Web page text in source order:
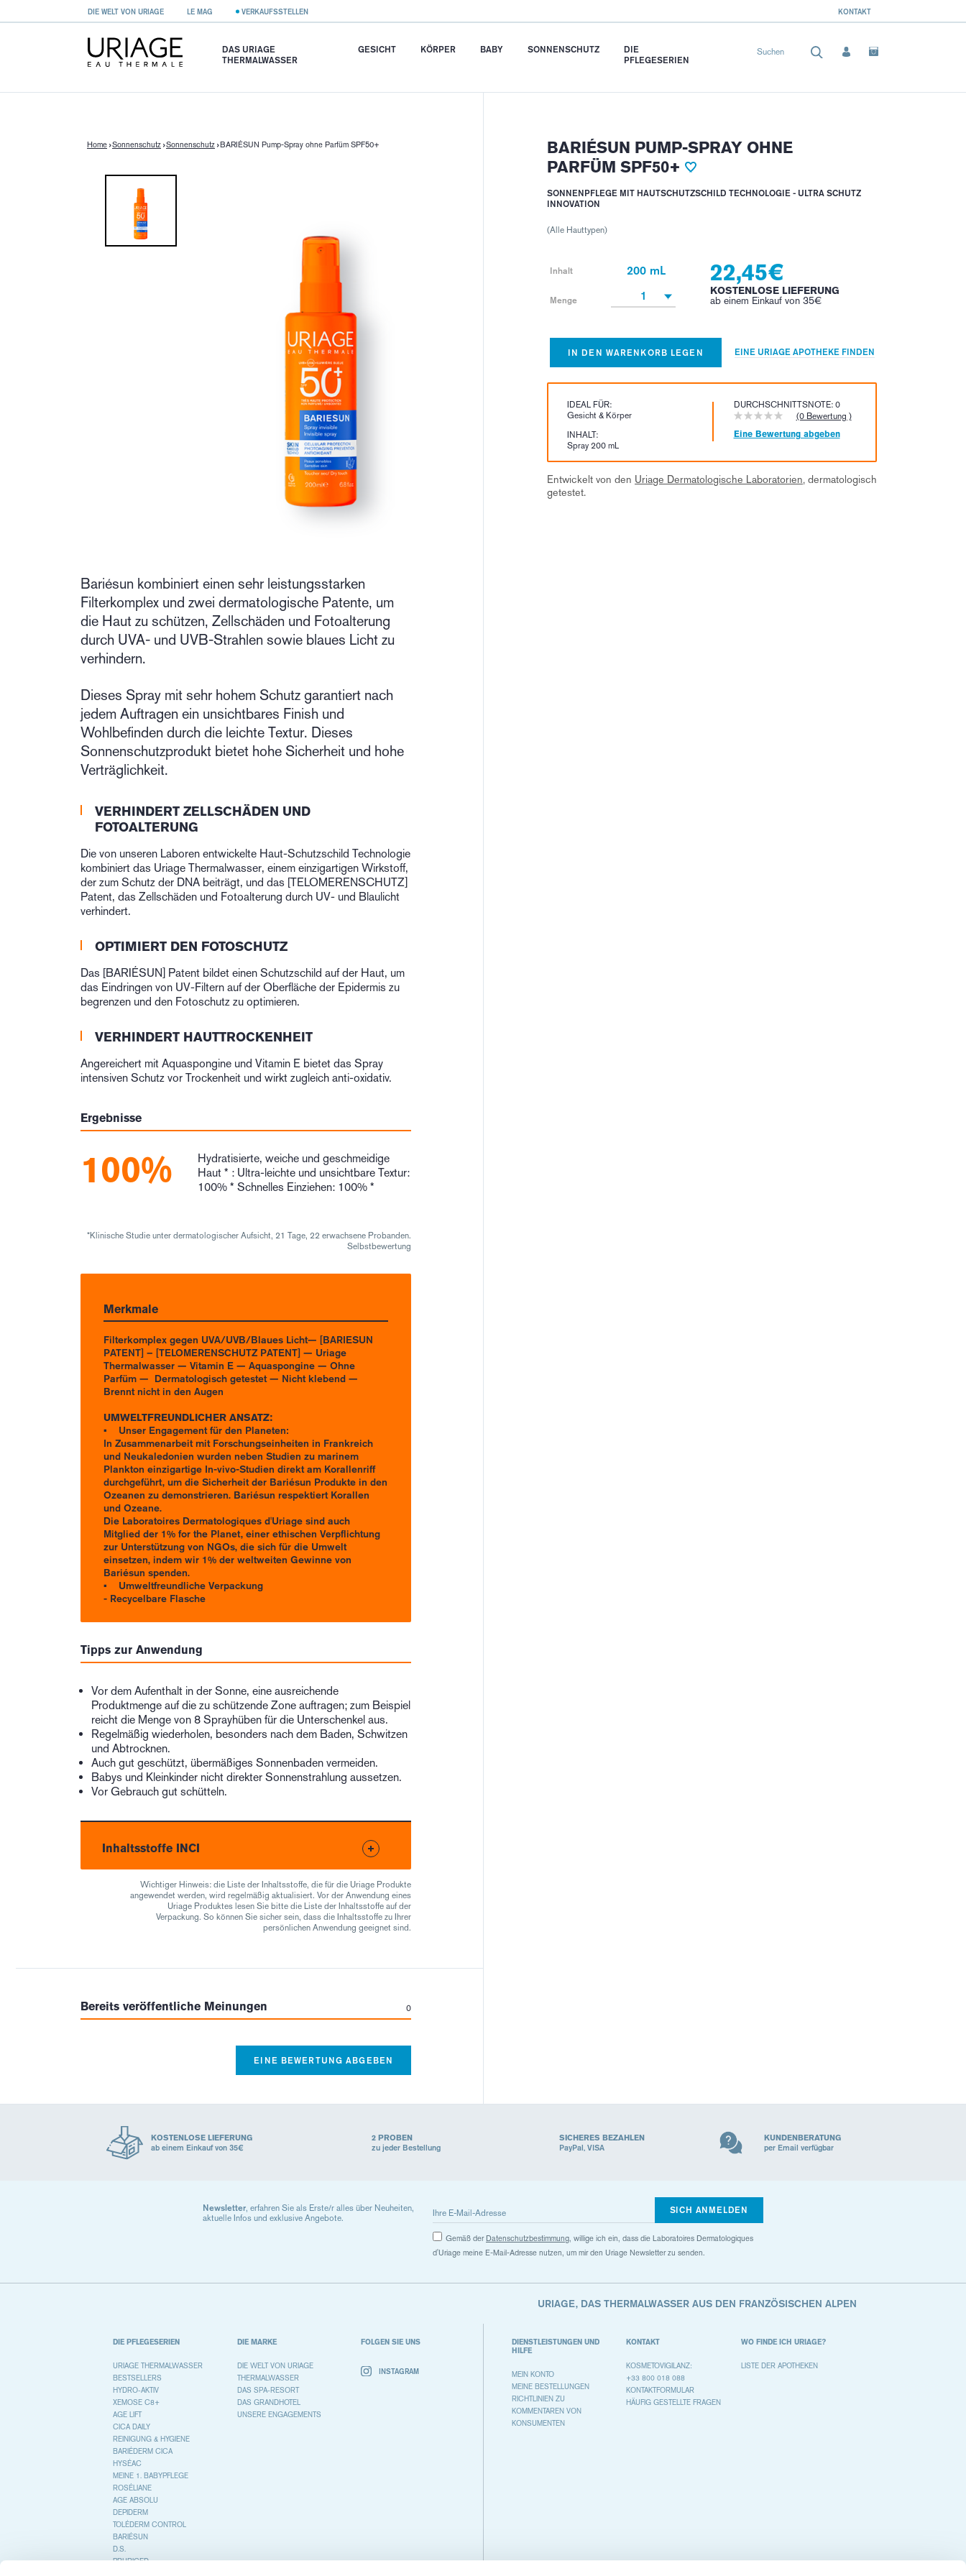
DIE WELT VON URIAGE LE MAG VERKAUFSSTELLEN KONTAKT
DAS URIAGE
THERMALWASSER
GESICHT KÖRPER BABY SONNENSCHUTZ
DIE
PFLEGESERIEN
Home Sonnenschutz Sonnenschutz BARIÉSUN Pump-Spray ohne Parfüm SPF50+
Bariésun kombiniert einen sehr leistungsstarken
Filterkomplex und zwei dermatologische Patente, um
die Haut zu schützen, Zellschäden und Fotoalterung
durch UVA- und UVB-Strahlen sowie blaues Licht zu
verhindern.
Dieses Spray mit sehr hohem Schutz garantiert nach
jedem Auftragen ein unsichtbares Finish und
Wohlbefinden durch die leichte Textur. Dieses
Sonnenschutzprodukt bietet hohe Sicherheit und hohe
Verträglichkeit.
VERHINDERT ZELLSCHÄDEN UND
FOTOALTERUNG
Die von unseren Laboren entwickelte Haut-Schutzschild Technologie
kombiniert das Uriage Thermalwasser, einem einzigartigen Wirkstoff,
der zum Schutz der DNA beiträgt, und das [TELOMERENSCHUTZ]
Patent, das Zellschäden und Fotoalterung durch UV- und Blaulicht
verhindert.
OPTIMIERT DEN FOTOSCHUTZ
Das [BARIÉSUN] Patent bildet einen Schutzschild auf der Haut, um
das Eindringen von UV-Filtern auf der Oberfläche der Epidermis zu
begrenzen und den Fotoschutz zu optimieren.
VERHINDERT HAUTTROCKENHEIT
Angereichert mit Aquaspongine und Vitamin E bietet das Spray
intensiven Schutz vor Trockenheit und wirkt zugleich anti-oxidativ.
Ergebnisse
100%
Hydratisierte, weiche und geschmeidige
Haut * : Ultra-leichte und unsichtbare Textur:
100% * Schnelles Einziehen: 100% *
*Klinische Studie unter dermatologischer Aufsicht, 21 Tage, 22 erwachsene Probanden.
Selbstbewertung
Merkmale
Filterkomplex gegen UVA/UVB/Blaues Licht— [BARIESUN
PATENT] – [TELOMERENSCHUTZ PATENT] — Uriage
Thermalwasser — Vitamin E — Aquaspongine — Ohne
Parfüm — Dermatologisch getestet — Nicht klebend —
Brennt nicht in den Augen
UMWELTFREUNDLICHER ANSATZ:
• Unser Engagement für den Planeten:
In Zusammenarbeit mit Forschungseinheiten in Frankreich
und Neukaledonien wurden neben Studien zu marinem
Plankton einzigartige In-vivo-Studien direkt am Korallenriff
durchgeführt, um die Sicherheit der Bariésun Produkte in den
Ozeanen zu demonstrieren. Bariésun respektiert Korallen
und Ozeane.
Die Laboratoires Dermatologiques d'Uriage sind auch
Mitglied der 1% for the Planet, einer ethischen Verpflichtung
zur Unterstützung von NGOs, die sich für die Umwelt
einsetzen, indem wir 1% der weltweiten Gewinne von
Bariésun spenden.
• Umweltfreundliche Verpackung​
- Recycelbare Flasche
Tipps zur Anwendung
Vor dem Aufenthalt in der Sonne, eine ausreichende
Produktmenge auf die zu schützende Zone auftragen; zum Beispiel
reicht die Menge von 8 Sprayhüben für die Unterschenkel aus.
Regelmäßig wiederholen, besonders nach dem Baden, Schwitzen
und Abtrocknen.
Auch gut geschützt, übermäßiges Sonnenbaden vermeiden.
Babys und Kleinkinder nicht direkter Sonnenstrahlung aussetzen.
Vor Gebrauch gut schütteln.
Inhaltsstoffe INCI
Wichtiger Hinweis: die Liste der Inhaltsstoffe, die für die Uriage Produkte
angewendet werden, wird regelmäßig aktualisiert. Vor der Anwendung eines
Uriage Produktes lesen Sie bitte die Liste der Inhaltsstoffe auf der
Verpackung. So können Sie sicher sein, dass die Inhaltsstoffe zu Ihrer
persönlichen Anwendung geeignet sind.
Bereits veröffentliche Meinungen 0
EINE BEWERTUNG ABGEBEN
BARIÉSUN PUMP-SPRAY OHNE
PARFÜM SPF50+
SONNENPFLEGE MIT HAUTSCHUTZSCHILD TECHNOLOGIE - ULTRA SCHUTZ
INNOVATION
(Alle Hauttypen)
22,45€
KOSTENLOSE LIEFERUNG
ab einem Einkauf von 35€
Inhalt 200 mL
Menge 1
IN DEN WARENKORB LEGEN EINE URIAGE APOTHEKE FINDEN
IDEAL FÜR:
Gesicht & Körper
INHALT:
Spray 200 mL
DURCHSCHNITTSNOTE: 0
(0 Bewertung )
Eine Bewertung abgeben
Entwickelt von den Uriage Dermatologische Laboratorien, dermatologisch
getestet.
KOSTENLOSE LIEFERUNG
ab einem Einkauf von 35€
2 PROBEN
zu jeder Bestellung
SICHERES BEZAHLEN
PayPal, VISA
KUNDENBERATUNG
per Email verfügbar
Newsletter, erfahren Sie als Erste/r alles über Neuheiten,
aktuelle Infos und exklusive Angebote.
SICH ANMELDEN
Gemäß der Datenschutzbestimmung, willige ich ein, dass die Laboratoires Dermatologiques
d'Uriage meine E-Mail-Adresse nutzen, um mir den Uriage Newsletter zu senden.
URIAGE, DAS THERMALWASSER AUS DEN FRANZÖSISCHEN ALPEN
DIE PFLEGESERIEN
URIAGE THERMALWASSER
BESTSELLERS
HYDRO-AKTIV
XEMOSE C8+
AGE LIFT
CICA DAILY
REINIGUNG & HYGIENE
BARIÉDERM CICA
HYSÉAC
MEINE 1. BABYPFLEGE
ROSÉLIANE
AGE ABSOLU
DEPIDERM
TOLÉDERM CONTROL
BARIÉSUN
D.S.
PRURICED
DIE MARKE
DIE WELT VON URIAGE
THERMALWASSER
DAS SPA-RESORT
DAS GRANDHOTEL
UNSERE ENGAGEMENTS
FOLGEN SIE UNS
INSTAGRAM
DIENSTLEISTUNGEN UND
HILFE
MEIN KONTO
MEINE BESTELLUNGEN
RICHTLINIEN ZU
KOMMENTAREN VON
KONSUMENTEN
KONTAKT
KOSMETOVIGILANZ:
+33 800 018 088
KONTAKTFORMULAR
HÄUFIG GESTELLTE FRAGEN
WO FINDE ICH URIAGE?
LISTE DER APOTHEKEN